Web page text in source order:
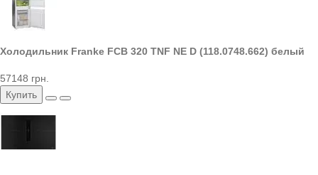
Холодильник Franke FCB 320 TNF NE D (118.0748.662) белый
57148 грн.
Купить